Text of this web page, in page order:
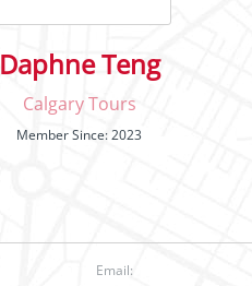
Daphne Teng
Calgary Tours
Member Since: 2023
Email: